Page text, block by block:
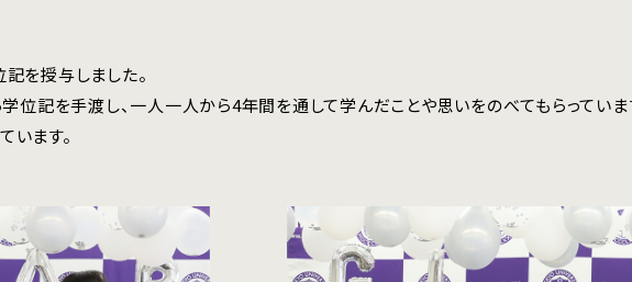
を授与しました。
位記を手渡し、一人一人から4年間を通して学んだことや思いをのべてもらってい
います。